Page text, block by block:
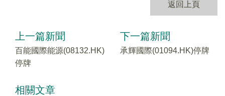
返回上頁
上一篇新聞
百能國際能源(08132.HK)
停牌
下一篇新聞
承輝國際(01094.HK)停牌
相關文章